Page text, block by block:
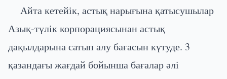
Айта кетейік, астық нарығына қатысушылар
Азық-түлік корпорациясынан астық
дақылдарына сатып алу бағасын күтуде. 3
қазандағы жағдай бойынша бағалар әлі